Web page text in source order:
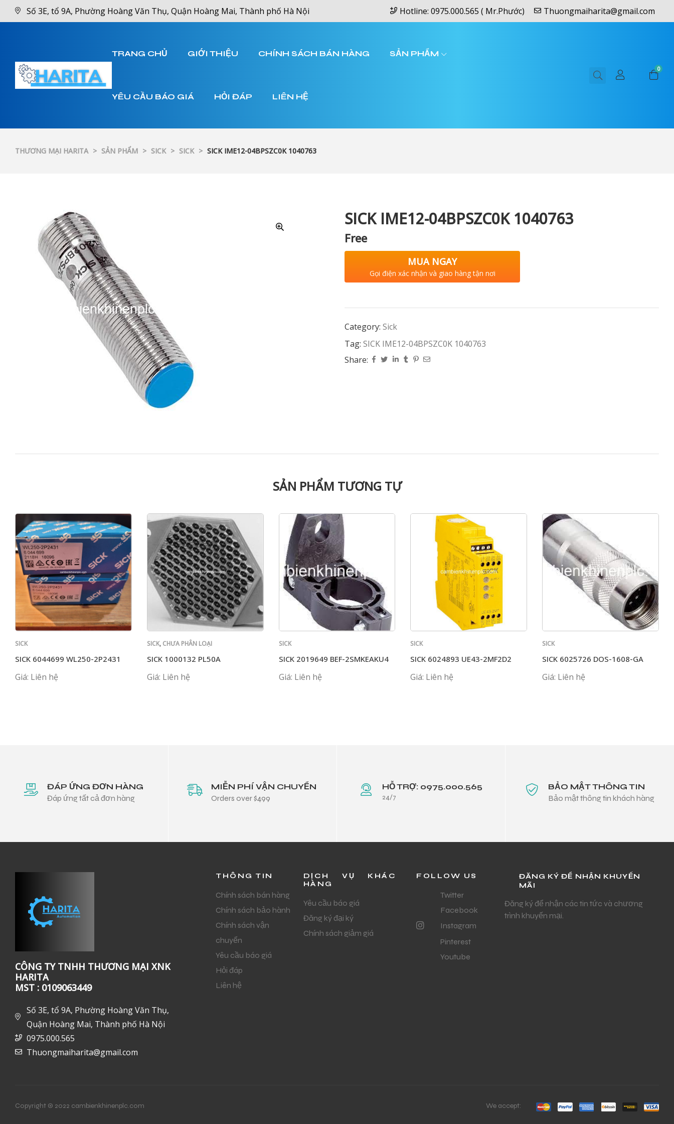
Số 3E, tổ 9A, Phường Hoàng Văn Thụ, Quận Hoàng Mai, Thành phố Hà Nội Hotline: 0975.000.565 ( Mr.Phước) Thuongmaiharita@gmail.com
TRANG CHỦ GIỚI THIỆU CHÍNH SÁCH BÁN HÀNG SẢN PHẨM
YÊU CẦU BÁO GIÁ HỎI ĐÁP LIÊN HỆ
0
THƯƠNG MẠI HARITA > SẢN PHẨM > SICK > SICK > SICK IME12-04BPSZC0K 1040763
SICK IME12-04BPSZC0K 1040763
Free
MUA NGAY
Gọi điện xác nhận và giao hàng tận nơi
Category: Sick
Tag: SICK IME12-04BPSZC0K 1040763
Share:
SẢN PHẨM TƯƠNG TỰ
SICK
SICK 6044699 WL250-2P2431
Giá: Liên hệ
SICK, CHƯA PHÂN LOẠI
SICK 1000132 PL50A
Giá: Liên hệ
SICK
SICK 2019649 BEF-2SMKEAKU4
Giá: Liên hệ
SICK
SICK 6024893 UE43-2MF2D2
Giá: Liên hệ
SICK
SICK 6025726 DOS-1608-GA
Giá: Liên hệ
ĐÁP ỨNG ĐƠN HÀNG
Đáp ứng tất cả đơn hàng
MIỄN PHÍ VẬN CHUYỂN
Orders over $499
HỖ TRỢ: 0975.000.565
24/7
BẢO MẬT THÔNG TIN
Bảo mật thông tin khách hàng
CÔNG TY TNHH THƯƠNG MẠI XNK
HARITA
MST : 0109063449
Số 3E, tổ 9A, Phường Hoàng Văn Thụ,
Quận Hoàng Mai, Thành phố Hà Nội
0975.000.565
Thuongmaiharita@gmail.com
THÔNG TIN
Chính sách bán hàng
Chính sách bảo hành
Chính sách vận
chuyển
Yêu cầu báo giá
Hỏi đáp
Liên hệ
DỊCH VỤ KHÁC
HÀNG
Yêu cầu báo giá
Đăng ký đại ký
Chính sách giảm giá
FOLLOW US
Twitter
Facebook
Instagram
Pinterest
Youtube
ĐĂNG KÝ ĐỂ NHẬN KHUYẾN
MÃI
Đăng ký để nhận các tin tức và chương
trình khuyến mại.
Copyright © 2022 cambienkhinenplc.com We accept: